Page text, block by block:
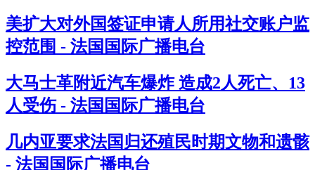
美扩大对外国签证申请人所用社交账户监
控范围 - 法国国际广播电台
大马士革附近汽车爆炸 造成2人死亡、13
人受伤 - 法国国际广播电台
几内亚要求法国归还殖民时期文物和遗骸
- 法国国际广播电台